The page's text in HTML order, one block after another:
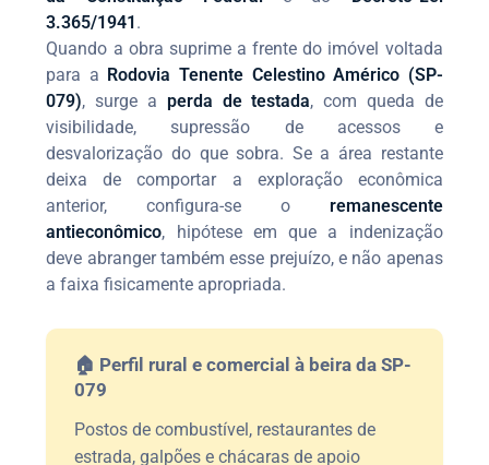
3.365/1941.
Quando a obra suprime a frente do imóvel voltada
para a Rodovia Tenente Celestino Américo (SP-
079), surge a perda de testada, com queda de
visibilidade, supressão de acessos e
desvalorização do que sobra. Se a área restante
deixa de comportar a exploração econômica
anterior, configura-se o remanescente
antieconômico, hipótese em que a indenização
deve abranger também esse prejuízo, e não apenas
a faixa fisicamente apropriada.
🏠 Perfil rural e comercial à beira da SP-
079
Postos de combustível, restaurantes de
estrada, galpões e chácaras de apoio